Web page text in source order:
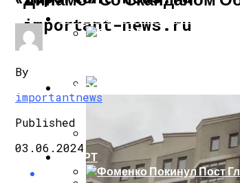
important-news.ru
ИНТЕРЕСНОЕ И
В Сети Высмеяли
«Князь, Где Вы Шлялись»:
НОВОСТИ
СПОРТ
By
importantnews
Published
03.06.2024